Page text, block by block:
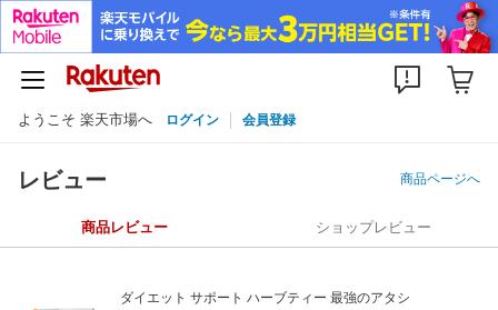
ようこそ 楽天市場へ ログイン 会員登録
レビュー 商品ページへ
商品レビュー ショップレビュー
ダイエット サポート ハーブティー 最強のアタシ